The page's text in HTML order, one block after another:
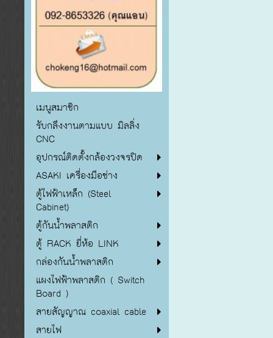
เมนูสมาชิก
รับกลึงงานตามแบบ มิลลิ่ง
CNC
อุปกรณ์ติดตั้งกล้องวงจรปิด
ASAKI เครื่องมือช่าง
ตู้ไฟฟ้าเหล็ก (Steel
Cabinet)
ตู้กันน้ำพลาสติก
ตู้ RACK ยี่ห้อ LINK
กล่องกันน้ำพลาสติก
แผงไฟฟ้าพลาสติก ( Switch
Board )
สายสัญญาณ coaxial cable
สายไฟ